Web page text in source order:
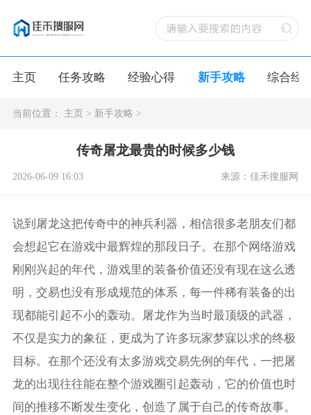
主页 任务攻略 经验心得 新手攻略 综合经
当前位置： 主页> 新手攻略 >
传奇屠龙最贵的时候多少钱
2026-06-09 16:03 来源：佳禾搜服网
说到屠龙这把传奇中的神兵利器，相信很多老朋友们都
会想起它在游戏中最辉煌的那段日子。在那个网络游戏
刚刚兴起的年代，游戏里的装备价值还没有现在这么透
明，交易也没有形成规范的体系，每一件稀有装备的出
现都能引起不小的轰动。屠龙作为当时最顶级的武器，
不仅是实力的象征，更成为了许多玩家梦寐以求的终极
目标。在那个还没有太多游戏交易先例的年代，一把屠
龙的出现往往能在整个游戏圈引起轰动，它的价值也时
间的推移不断发生变化，创造了属于自己的传奇故事。